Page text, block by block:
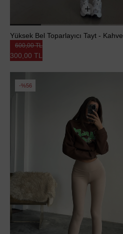
Yüksek Bel Toparlayıcı Tayt - Kahve
300,00 TL
600,00 TL
%56